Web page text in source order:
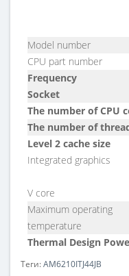
Model number
CPU part number
Frequency
Socket
The number of CPU
The number of
Level 2 cache size
Integrated graphics
V core
Maximum operating
temperature
Thermal Design
Теги:AM6210ITJ44JB